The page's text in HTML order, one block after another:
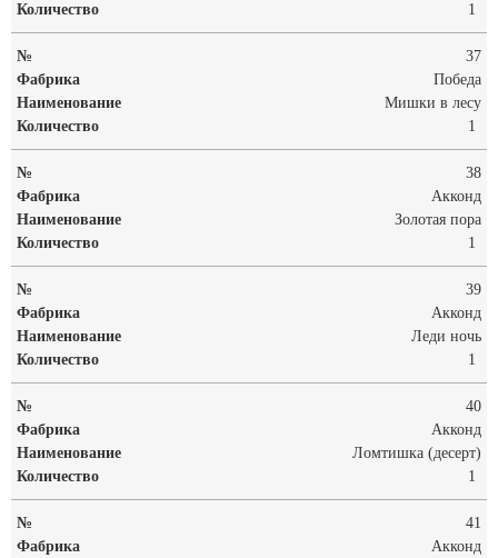
1
37
Победа
Мишки в лесу
1
38
Акконд
Золотая пора
1
39
Акконд
Леди ночь
1
40
Акконд
Ломтишка (десерт)
1
41
Акконд